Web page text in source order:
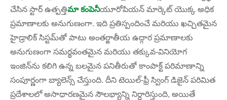
చేసిన స్టార్ ఉత్పత్తిమా కంపెనీయూరోపియన్ మార్కెట్ యొక్క అధిక
ప్రమాణాలకు అనుగుణంగా. ఇది ప్రతిస్పందించే మరియు ఖచ్చితమైన
హైడ్రాలిక్ సిస్టమ్‌తో పాటు అంతర్జాతీయ ఉద్గార ప్రమాణాలకు
అనుగుణంగా సమర్థవంతమైన మరియు తక్కువ-వినియోగ
ఇంజిన్‌ను కలిగి ఉన్న బలమైన పనితీరుతో కాంపాక్ట్ పరిమాణాన్ని
సంపూర్ణంగా బ్యాలెన్స్ చేస్తుంది. దీని టెయిల్-ఫ్రీ స్వింగ్ డిజైన్ పరిమిత
ప్రదేశాలలో అసాధారణమైన సౌలభ్యాన్ని నిర్ధారిస్తుంది, అయితే